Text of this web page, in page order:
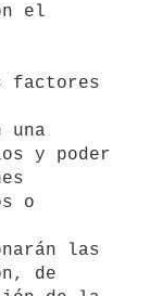
el
factores
y poder
o
de